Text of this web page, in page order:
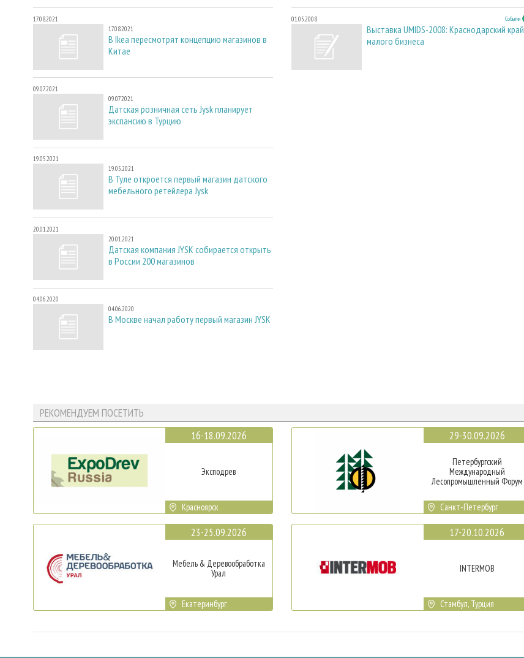
17.08.2021
17.08.2021
В Ikea пересмотрят концепцию магазинов в
Китае
09.07.2021
09.07.2021
Датская розничная сеть Jysk планирует
экспансию в Турцию
19.05.2021
19.05.2021
В Туле откроется первый магазин датского
мебельного ретейлера Jysk
20.01.2021
20.01.2021
Датская компания JYSK собирается открыть
в России 200 магазинов
04.06.2020
04.06.2020
В Москве начал работу первый магазин JYSK
01.05.2008 События
Выставка UMIDS-2008: Краснодарский край
малого бизнеса
РЕКОМЕНДУЕМ ПОСЕТИТЬ
16-18.09.2026
Эксподрев
Красноярск
23-25.09.2026
Мебель & Деревообработка
Урал
Екатеринбург
29-30.09.2026
Петербургский
Международный
Лесопромышленный Форум
Санкт-Петербург
17-20.10.2026
INTERMOB
Стамбул, Турция